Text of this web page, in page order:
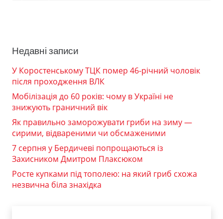
Недавні записи
У Коростенському ТЦК помер 46-річний чоловік
після проходження ВЛК
Мобілізація до 60 років: чому в Україні не
знижують граничний вік
Як правильно заморожувати гриби на зиму —
сирими, відвареними чи обсмаженими
7 серпня у Бердичеві попрощаються із
Захисником Дмитром Плаксюком
Росте купками під тополею: на який гриб схожа
незвична біла знахідка